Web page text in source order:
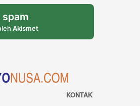
spam
Akismet
KONTAK